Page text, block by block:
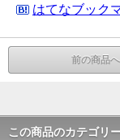
はてなブック
前の商品へ
この商品のカテゴリ